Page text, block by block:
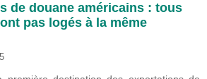
de douane américains : tous
pas logés à la même